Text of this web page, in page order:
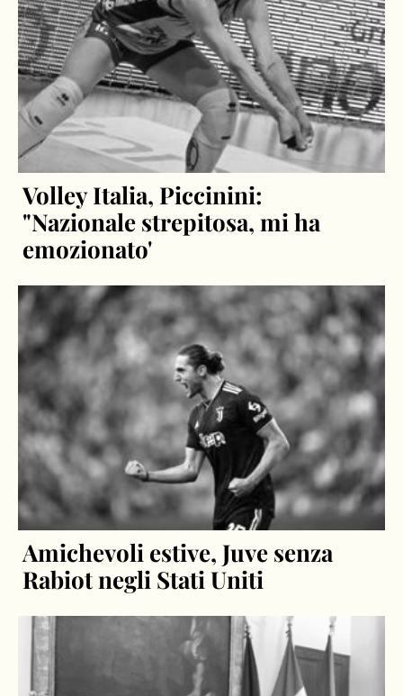
Volley Italia, Piccinini:
"Nazionale strepitosa, mi ha
emozionato'
Amichevoli estive, Juve senza
Rabiot negli Stati Uniti